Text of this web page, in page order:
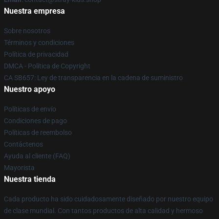
Nuestra empresa
Sobre nosotros
Términos y condiciones
Política de privacidad
DMCA - Política de Copyright
CA SB657: Ley de transparencia en la cadena de suministro
Nuestro apoyo
Políticas de envío
Condiciones de pago
Políticas de reembolso
Contáctenos
Ayuda al cliente (FAQ)
Mayorista
Nuestra tienda
Cada producto ha sido cuidadosamente diseñado por nuestro equipo
de clase mundial. Con tantos productos de alta calidad y hermoso